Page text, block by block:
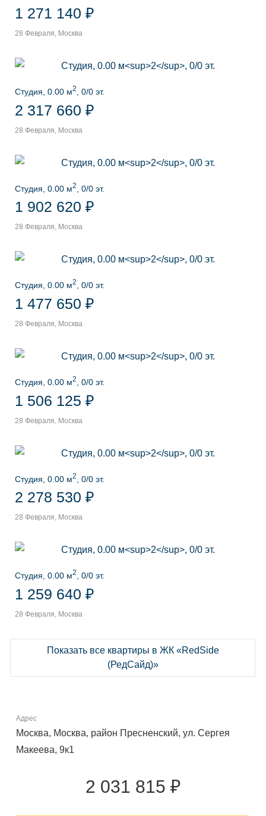
1 271 140 ₽
28 Февраля, Москва
Студия, 0.00 м2 , 0/0 эт.
2 317 660 ₽
28 Февраля, Москва
Студия, 0.00 м2 , 0/0 эт.
1 902 620 ₽
28 Февраля, Москва
Студия, 0.00 м2 , 0/0 эт.
1 477 650 ₽
28 Февраля, Москва
Студия, 0.00 м2 , 0/0 эт.
1 506 125 ₽
28 Февраля, Москва
Студия, 0.00 м2 , 0/0 эт.
2 278 530 ₽
28 Февраля, Москва
Студия, 0.00 м2 , 0/0 эт.
1 259 640 ₽
28 Февраля, Москва
Показать все квартиры в ЖК «RedSide
(РедСайд)»
Адрес
Москва, Москва, район Пресненский, ул. Сергея
Макеева, 9к1
2 031 815 ₽